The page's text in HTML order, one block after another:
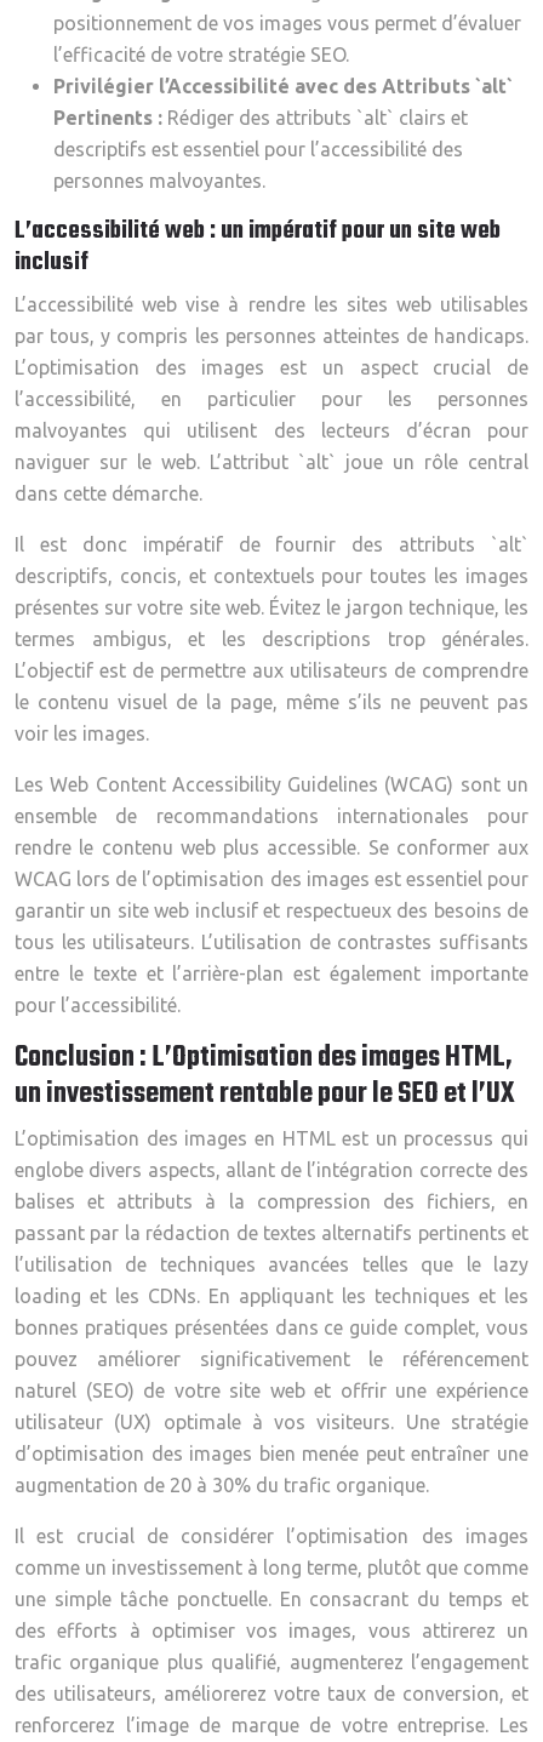
positionnement de vos images vous permet d’évaluer
l’efficacité de votre stratégie SEO.
Privilégier l’Accessibilité avec des Attributs `alt`
Pertinents : Rédiger des attributs `alt` clairs et
descriptifs est essentiel pour l’accessibilité des
personnes malvoyantes.
L’accessibilité web : un impératif pour un site web
inclusif
L’accessibilité web vise à rendre les sites web utilisables
par tous, y compris les personnes atteintes de handicaps.
L’optimisation des images est un aspect crucial de
l’accessibilité, en particulier pour les personnes
malvoyantes qui utilisent des lecteurs d’écran pour
naviguer sur le web. L’attribut `alt` joue un rôle central
dans cette démarche.
Il est donc impératif de fournir des attributs `alt`
descriptifs, concis, et contextuels pour toutes les images
présentes sur votre site web. Évitez le jargon technique, les
termes ambigus, et les descriptions trop générales.
L’objectif est de permettre aux utilisateurs de comprendre
le contenu visuel de la page, même s’ils ne peuvent pas
voir les images.
Les Web Content Accessibility Guidelines (WCAG) sont un
ensemble de recommandations internationales pour
rendre le contenu web plus accessible. Se conformer aux
WCAG lors de l’optimisation des images est essentiel pour
garantir un site web inclusif et respectueux des besoins de
tous les utilisateurs. L’utilisation de contrastes suffisants
entre le texte et l’arrière-plan est également importante
pour l’accessibilité.
Conclusion : L’Optimisation des images HTML,
un investissement rentable pour le SEO et l’UX
L’optimisation des images en HTML est un processus qui
englobe divers aspects, allant de l’intégration correcte des
balises et attributs à la compression des fichiers, en
passant par la rédaction de textes alternatifs pertinents et
l’utilisation de techniques avancées telles que le lazy
loading et les CDNs. En appliquant les techniques et les
bonnes pratiques présentées dans ce guide complet, vous
pouvez améliorer significativement le référencement
naturel (SEO) de votre site web et offrir une expérience
utilisateur (UX) optimale à vos visiteurs. Une stratégie
d’optimisation des images bien menée peut entraîner une
augmentation de 20 à 30% du trafic organique.
Il est crucial de considérer l’optimisation des images
comme un investissement à long terme, plutôt que comme
une simple tâche ponctuelle. En consacrant du temps et
des efforts à optimiser vos images, vous attirerez un
trafic organique plus qualifié, augmenterez l’engagement
des utilisateurs, améliorerez votre taux de conversion, et
renforcerez l’image de marque de votre entreprise. Les